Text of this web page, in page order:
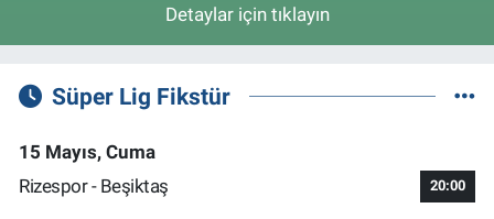
Detaylar için tıklayın
Süper Lig Fikstür
15 Mayıs, Cuma
Rizespor - Beşiktaş
20:00